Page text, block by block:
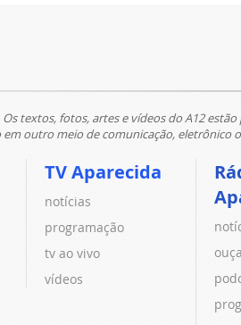
Os textos, fotos, artes e vídeos do A12
outro meio de comunicação, eletrônico
TV Aparecida
notícias
programação
tv ao vivo
vídeos